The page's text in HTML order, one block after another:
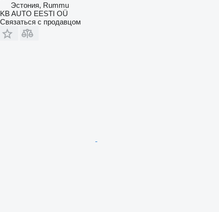
Эстония, Rummu
KB AUTO EESTI OÜ
Связаться с продавцом